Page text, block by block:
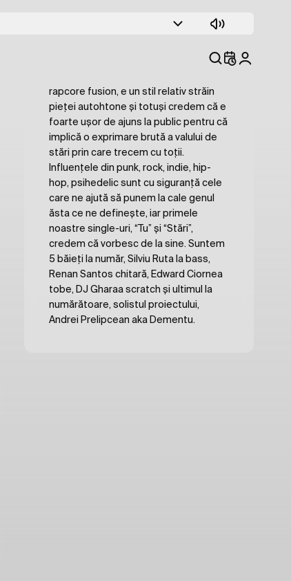
pentru fiecare moment în care auzim
fredoneze o bucată marca Moody-Fi.
rapcore fusion, e un stil relativ străin
pieței autohtone și totuși credem că e
foarte ușor de ajuns la public pentru că
implică o exprimare brută a valului de
stări prin care trecem cu toții.
Influențele din punk, rock, indie, hip-
hop, psihedelic sunt cu siguranță cele
care ne ajută să punem la cale genul
ăsta ce ne definește, iar primele
noastre single-uri, “Tu” și “Stări”,
credem că vorbesc de la sine. Suntem
5 băieți la număr, Silviu Ruta la bass,
Renan Santos chitară, Edward Ciornea
tobe, DJ Gharaa scratch și ultimul la
numărătoare, solistul proiectului,
Andrei Prelipcean aka Dementu.